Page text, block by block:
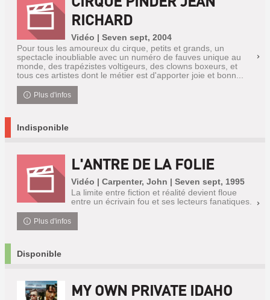
RICHARD
Vidéo | Seven sept, 2004
Pour tous les amoureux du cirque, petits et grands, un
spectacle inoubliable avec un numéro de fauves unique au
monde, des trapézistes voltigeurs, des clowns boxeurs, et
tous ces artistes dont le métier est d'apporter joie et bonn...
Plus d'infos
Indisponible
L'ANTRE DE LA FOLIE
Vidéo | Carpenter, John | Seven sept, 1995
La limite entre fiction et réalité devient floue
entre un écrivain fou et ses lecteurs fanatiques.
Plus d'infos
Disponible
MY OWN PRIVATE IDAHO